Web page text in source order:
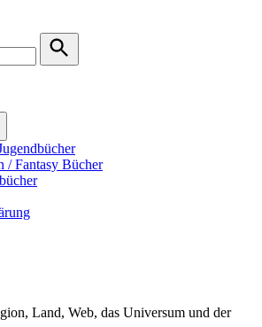
Search
/ Fantasy Bücher
Land, Web, das Universum und der